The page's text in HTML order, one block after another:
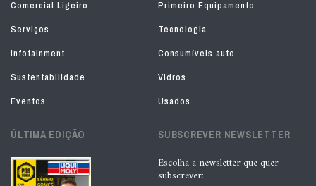
Comercial Ligeiro
Primeiro Equipamento
Serviços
Tecnologia
Infotainment
Consumíveis auto
Sustentabilidade
Vidros
Eventos
Usados
ÚLTIMA EDIÇÃO SUBSCREVER NEWSLETTER
Escolha a newsletter que quer
subscrever: